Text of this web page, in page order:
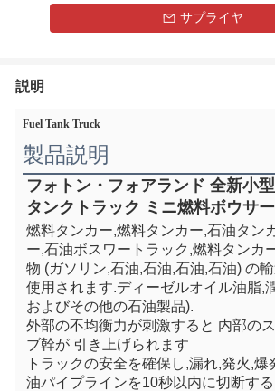
サプライヤ
説明
Fuel Tank Truck
製品説明
フォトン・フォアランド 全新小
タンクトラック ミニ燃料ボウサー
燃料タンカー,燃料タンカー,石油タン
ー,石油ボスワートラック,燃料タンカ
物 (ガソリン,石油,石油,石油,石油) の
使用されます.ディーゼルオイル油脂,
およびその他の石油製品).
外部の不均衡力が刺激すると 内部の
ブ幹が 引き上げられます
トラックの安全を確保し,漏れ,発火,
油パイプラインを10秒以内に切断す